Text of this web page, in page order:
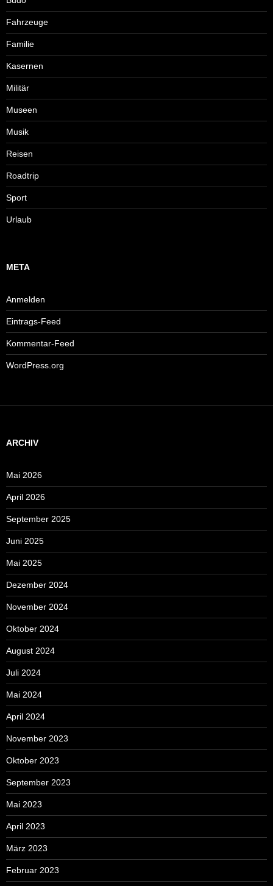
Fahrzeuge
Familie
Kasernen
Militär
Museen
Musik
Reisen
Roadtrip
Sport
Urlaub
META
Anmelden
Eintrags-Feed
Kommentar-Feed
WordPress.org
ARCHIV
Mai 2026
April 2026
September 2025
Juni 2025
Mai 2025
Dezember 2024
November 2024
Oktober 2024
August 2024
Juli 2024
Mai 2024
April 2024
November 2023
Oktober 2023
September 2023
Mai 2023
April 2023
März 2023
Februar 2023